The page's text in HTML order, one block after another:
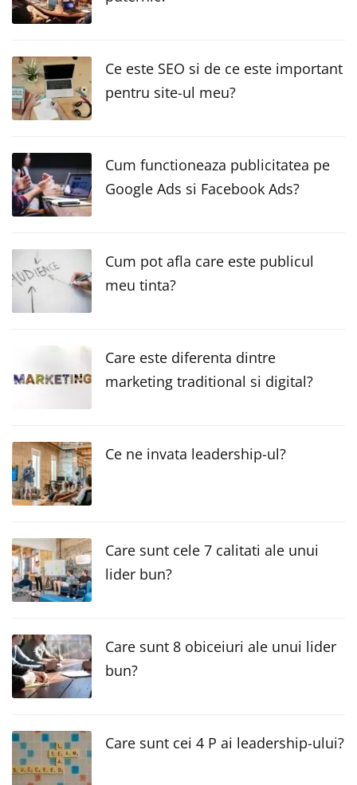
Ce este SEO si de ce este important
pentru site-ul meu?
Cum functioneaza publicitatea pe
Google Ads si Facebook Ads?
Cum pot afla care este publicul
meu tinta?
Care este diferenta dintre
marketing traditional si digital?
Ce ne invata leadership-ul?
Care sunt cele 7 calitati ale unui
lider bun?
Care sunt 8 obiceiuri ale unui lider
bun?
Care sunt cei 4 P ai leadership-ului?